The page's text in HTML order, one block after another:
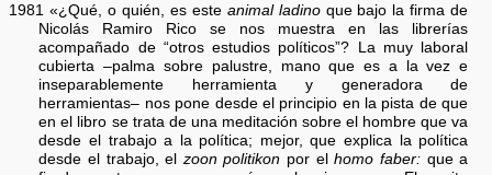
1981 «¿Qué, o quién, es este animal ladinoque bajo la firma de
Nicolás Ramiro Rico se nos muestra en las librerías
acompañado de “otros estudios políticos”? La muy laboral
cubierta –palma sobre palustre, mano que es a la vez e
inseparablemente herramienta y generadora de
herramientas– nos pone desde el principio en la pista de que
en el libro se trata de una meditación sobre el hombre que va
desde el trabajo a la política; mejor, que explica la política
desde el trabajo, el zoon politikon por elhomo faber: que a